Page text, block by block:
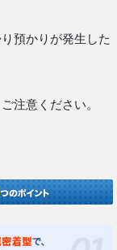
預かりが発生した
注意ください。